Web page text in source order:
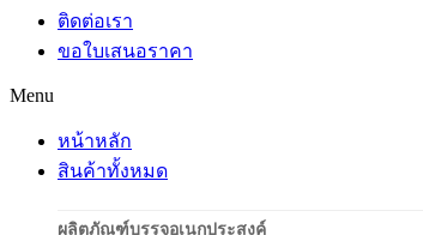
ติดต่อเรา
ขอใบเสนอราคา
Menu
หน้าหลัก
สินค้าทั้งหมด
ผลิตภัณฑ์บรรจุอเนกประสงค์